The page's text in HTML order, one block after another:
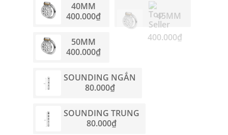
40MM
400.000₫
45MM
400.000₫
50MM
400.000₫
SOUNDING NGẮN
80.000₫
SOUNDING TRUNG
80.000₫